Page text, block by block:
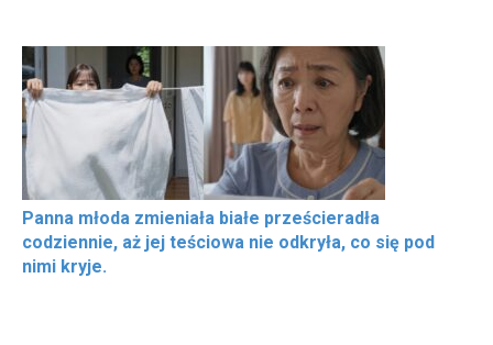
Panna młoda zmieniała białe prześcieradła
codziennie, aż jej teściowa nie odkryła, co się pod
nimi kryje.